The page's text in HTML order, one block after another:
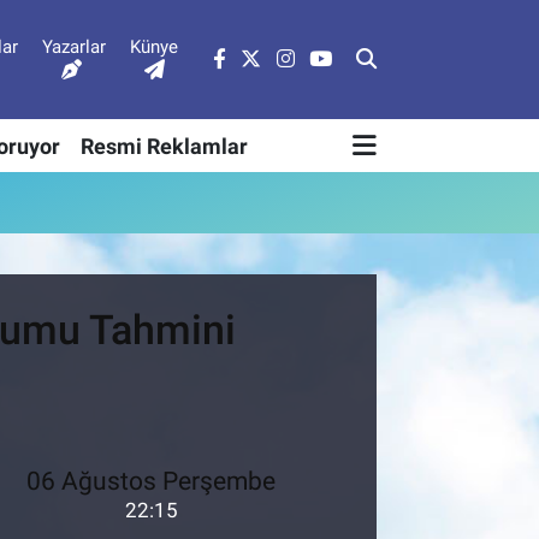
Yazarlar Künye
Resmi Reklamlar
Tahmini
06 Ağustos Perşembe
22:15